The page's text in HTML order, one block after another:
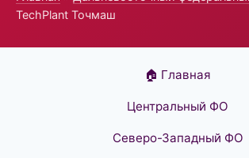
TechPlant Точмаш
🏠 Главная
Центральный ФО
Северо-Западный ФО